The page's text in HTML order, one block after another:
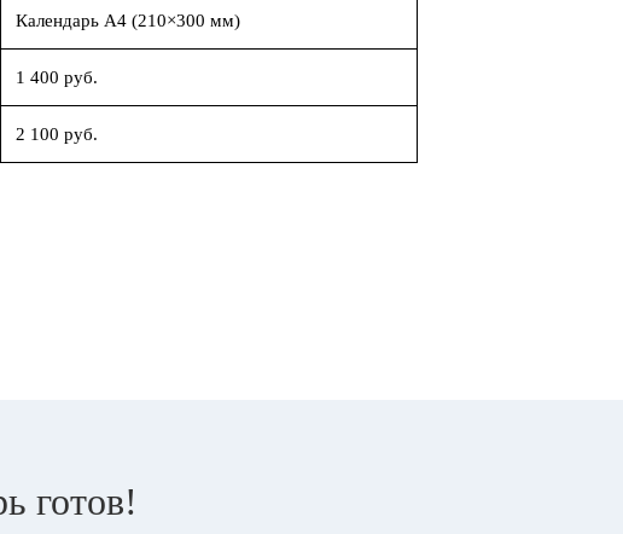
Календарь А4 (210×300 мм)
1 400 руб.
2 100 руб.
готов!